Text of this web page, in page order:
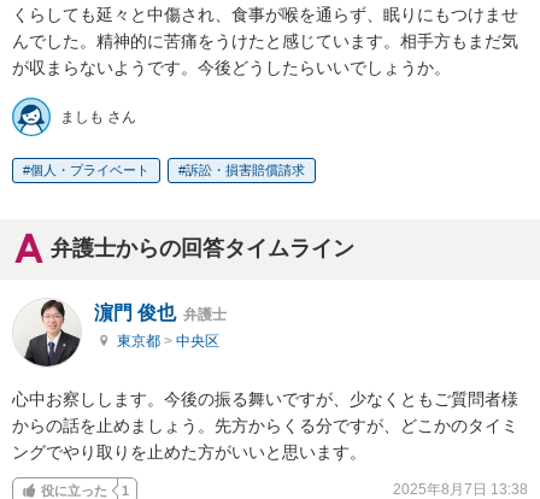
くらしても延々と中傷され、食事が喉を通らず、眠りにもつけませ
んでした。精神的に苦痛をうけたと感じています。相手方もまだ気
が収まらないようです。今後どうしたらいいでしょうか。
ましも さん
個人・プライベート 訴訟・損害賠償請求
弁護士からの回答タイムライン
濵門 俊也 弁護士
東京都 > 中央区
心中お察しします。今後の振る舞いですが、少なくともご質問者様
からの話を止めましょう。先方からくる分ですが、どこかのタイミ
ングでやり取りを止めた方がいいと思います。
役に立った 1 2025年8月7日 13:38